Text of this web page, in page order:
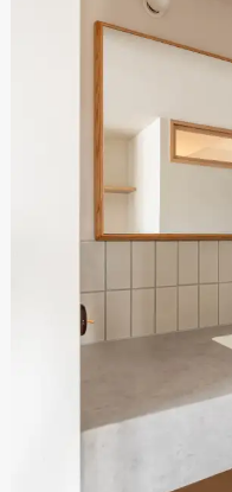
オーナー様専